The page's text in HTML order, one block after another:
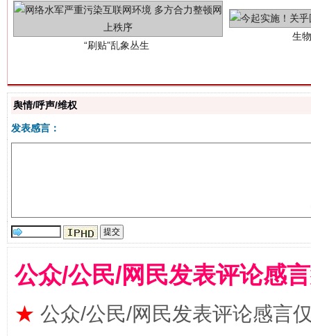
舆情/呼声/维权
发表感言：
公众/公民/网民发表评论感
★ 公众/公民/网民发表评论感言